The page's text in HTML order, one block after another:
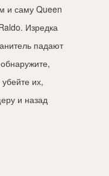
и саму Queen
Изредка
падают
их,
и назад